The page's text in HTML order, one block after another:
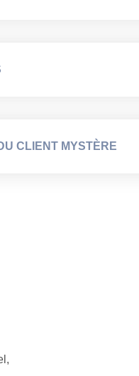
CLIENT MYSTÈRE